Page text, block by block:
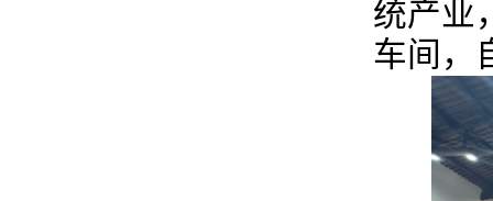
统产业
车间，